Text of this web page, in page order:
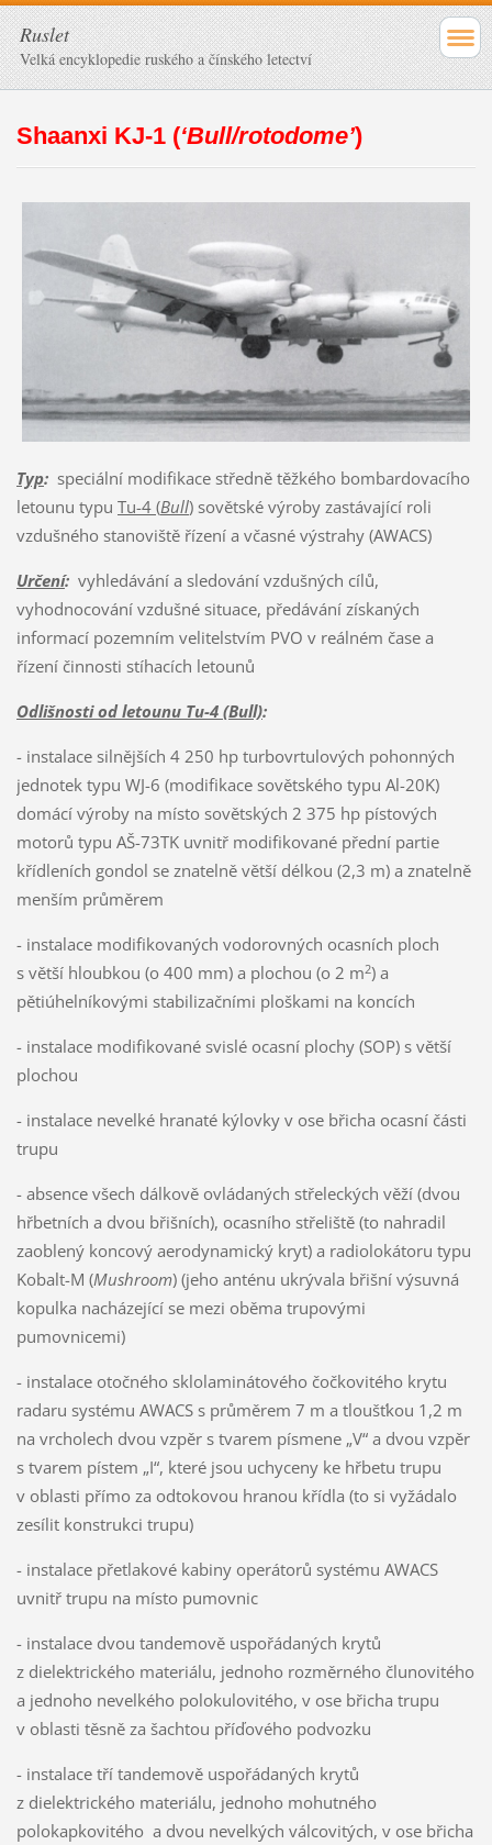
Ruslet
Velká encyklopedie ruského a čínského letectví
Shaanxi KJ-1 (‘Bull/rotodome’)
Typ:speciální modifikace středně těžkého bombardovacího
letounu typu Tu-4 (Bull)sovětské výroby zastávající roli
vzdušného stanoviště řízení a včasné výstrahy (AWACS)
Určení:vyhledávání a sledování vzdušných cílů,
vyhodnocování vzdušné situace, předávání získaných
informací pozemním velitelstvím PVO v reálném čase a
řízení činnosti stíhacích letounů
Odlišnosti od letounu Tu-4 (Bull):
- instalace silnějších 4 250 hp turbovrtulových pohonných
jednotek typu WJ-6 (modifikace sovětského typu Al-20K)
domácí výroby na místo sovětských 2 375 hp pístových
motorů typu AŠ-73TK uvnitř modifikované přední partie
křídleních gondol se znatelně větší délkou (2,3 m) a znatelně
menším průměrem
- instalace modifikovaných vodorovných ocasních ploch
s větší hloubkou (o 400 mm) a plochou (o 2 m2) a
pětiúhelníkovými stabilizačními ploškami na koncích
- instalace modifikované svislé ocasní plochy (SOP) s větší
plochou
- instalace nevelké hranaté kýlovky v ose břicha ocasní části
trupu
- absence všech dálkově ovládaných střeleckých věží (dvou
hřbetních a dvou břišních), ocasního střeliště (to nahradil
zaoblený koncový aerodynamický kryt) a radiolokátoru typu
Kobalt-M (Mushroom) (jeho anténu ukrývala břišní výsuvná
kopulka nacházející se mezi oběma trupovými
pumovnicemi)
- instalace otočného sklolaminátového čočkovitého krytu
radaru systému AWACS s průměrem 7 m a tloušťkou 1,2 m
na vrcholech dvou vzpěr s tvarem písmene „V“ a dvou vzpěr
s tvarem pístem „I“, které jsou uchyceny ke hřbetu trupu
v oblasti přímo za odtokovou hranou křídla (to si vyžádalo
zesílit konstrukci trupu)
- instalace přetlakové kabiny operátorů systému AWACS
uvnitř trupu na místo pumovnic
- instalace dvou tandemově uspořádaných krytů
z dielektrického materiálu, jednoho rozměrného člunovitého
a jednoho nevelkého polokulovitého, v ose břicha trupu
v oblasti těsně za šachtou příďového podvozku
- instalace tří tandemově uspořádaných krytů
z dielektrického materiálu, jednoho mohutného
polokapkovitého a dvou nevelkých válcovitých, v ose břicha